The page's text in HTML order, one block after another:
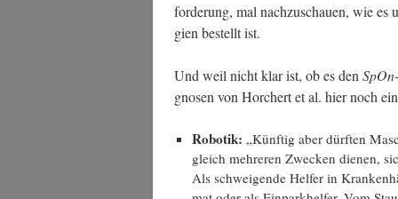
for­de­rung, mal nach­zu­schau­en, wie
gien bestellt ist.
Und weil nicht klar ist, ob es den SpOn
gno­sen von Hor­chert et al. hier noch
Robo­tik: „Künf­tig aber dürf­ten
gleich meh­re­ren Zwe­cken die­nen,
Als schwei­gen­de Hel­fer in